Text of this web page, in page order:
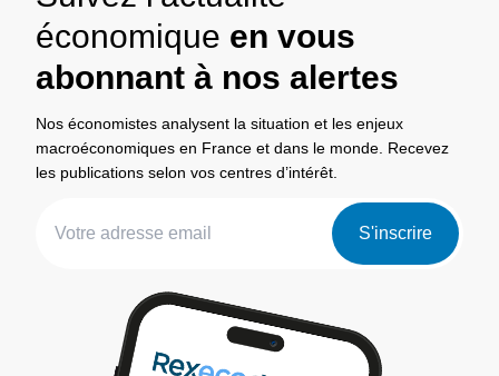
économique en vous
abonnant à nos alertes
Nos économistes analysent la situation et les enjeux
macroéconomiques en France et dans le monde. Recevez
les publications selon vos centres d’intérêt.
S'inscrire